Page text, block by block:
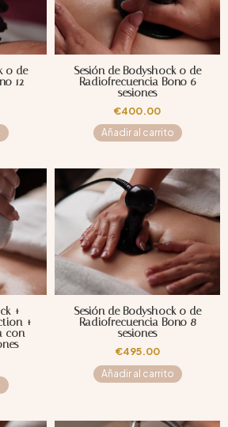
o de
12
Sesión de Bodyshock o de
Radiofrecuencia Bono 6
sesiones
€400.00
Añadir al carrito
+
+
con
Sesión de Bodyshock o de
Radiofrecuencia Bono 8
sesiones
€495.00
Añadir al carrito